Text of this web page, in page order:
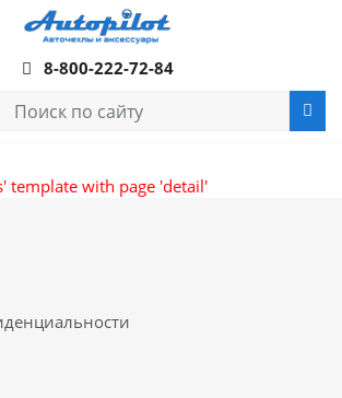
8-800-222-72-84
template with page 'detail'